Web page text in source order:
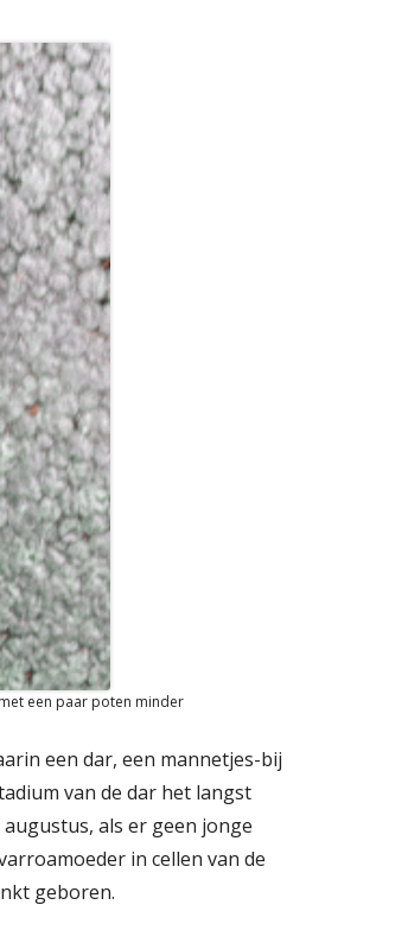
een paar poten minder
een dar, een mannetjes-bij
van de dar het langst
als er geen jonge
in cellen van de
geboren.